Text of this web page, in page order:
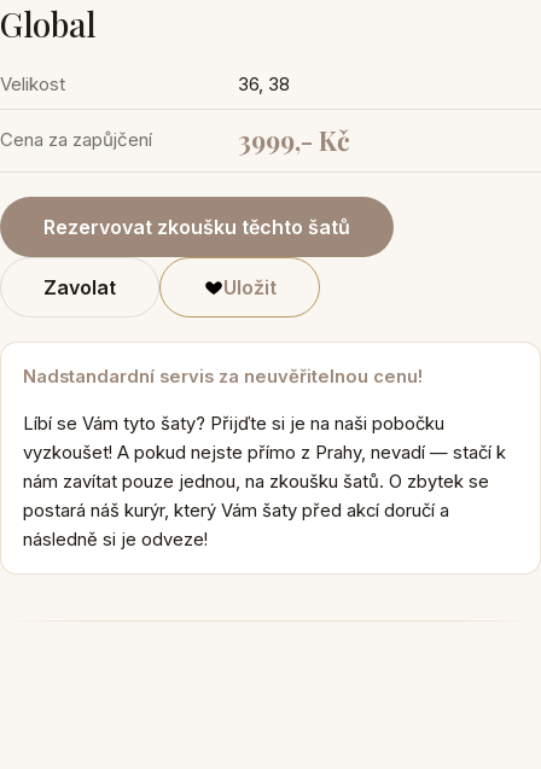
Global
Velikost 36, 38
Cena za zapůjčení 3999,- Kč
Rezervovat zkoušku těchto šatů
Zavolat Uložit
Nadstandardní servis za neuvěřitelnou cenu!
Líbí se Vám tyto šaty? Přijďte si je na naši pobočku
vyzkoušet! A pokud nejste přímo z Prahy, nevadí — stačí k
nám zavítat pouze jednou, na zkoušku šatů. O zbytek se
postará náš kurýr, který Vám šaty před akcí doručí a
následně si je odveze!